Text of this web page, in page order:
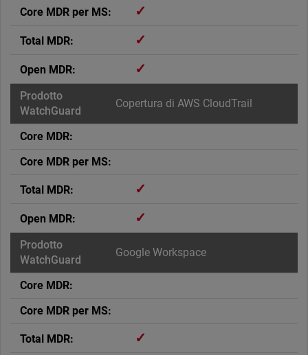
✓
✓
✓
Copertura di AWS CloudTrail
✓
✓
Google Workspace
✓